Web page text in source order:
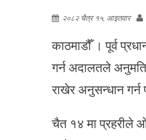
२०८२ चैत्र १५, आइतवार
काठमाडौँ । पूर्व
गर्न अदालतले
राखेर अनुसन्धान गर्न
चैत १४ मा प्रहरीले